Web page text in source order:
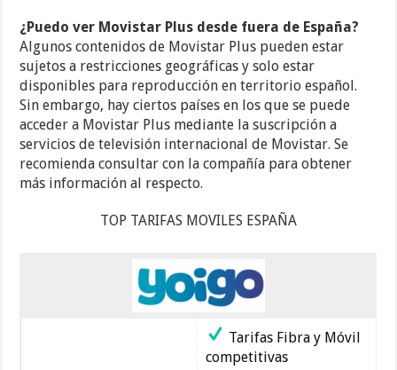
¿Puedo ver Movistar Plus desde fuera de España?
Algunos contenidos de Movistar Plus pueden estar
sujetos a restricciones geográficas y solo estar
disponibles para reproducción en territorio español.
Sin embargo, hay ciertos países en los que se puede
acceder a Movistar Plus mediante la suscripción a
servicios de televisión internacional de Movistar. Se
recomienda consultar con la compañía para obtener
más información al respecto.
TOP TARIFAS MOVILES ESPAÑA
Tarifas Fibra y Móvil
competitivas